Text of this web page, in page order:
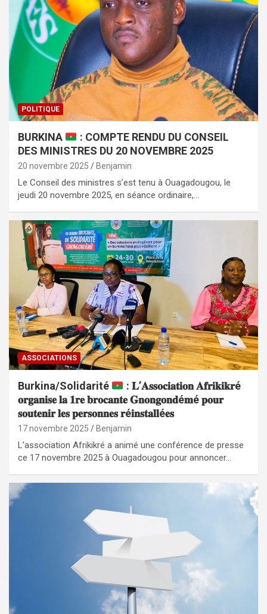
POLITIQUE
BURKINA
: COMPTE RENDU DU CONSEIL
DES MINISTRES DU 20 NOVEMBRE 2025
20 novembre 2025 Benjamin
Le Conseil des ministres s’est tenu à Ouagadougou, le
jeudi 20 novembre 2025, en séance ordinaire,…
ASSOCIATIONS
Burkina/Solidarité
: 𝐋’𝐀𝐬𝐬𝐨𝐜𝐢𝐚𝐭𝐢𝐨𝐧 𝐀𝐟𝐫𝐢𝐤𝐢𝐤𝐫é
𝐨𝐫𝐠𝐚𝐧𝐢𝐬𝐞 𝐥𝐚 𝟏𝐫𝐞 𝐛𝐫𝐨𝐜𝐚𝐧𝐭𝐞 𝐆𝐧𝐨𝐧𝐠𝐨𝐧𝐝é𝐦é 𝐩𝐨𝐮𝐫
𝐬𝐨𝐮𝐭𝐞𝐧𝐢𝐫 𝐥𝐞𝐬 𝐩𝐞𝐫𝐬𝐨𝐧𝐧𝐞𝐬 𝐫é𝐢𝐧𝐬𝐭𝐚𝐥𝐥é𝐞𝐬
17 novembre 2025 Benjamin
L’association Afrikikré a animé une conférence de presse
ce 17 novembre 2025 à Ouagadougou pour annoncer…